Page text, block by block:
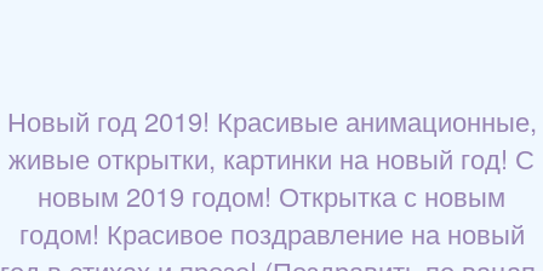
Новый год 2019! Красивые анимационные,
живые открытки, картинки на новый год! С
новым 2019 годом! Открытка с новым
годом! Красивое поздравление на новый